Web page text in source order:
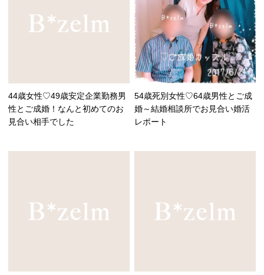
44歳女性♡49歳安定企業勤務男
性とご成婚！なんと初めてのお
見合い相手でした
54歳死別女性♡64歳男性とご成
婚～結婚相談所でお見合い婚活
レポート